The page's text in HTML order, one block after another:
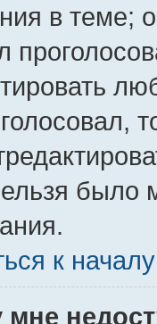
в теме;
было
к началу
мне